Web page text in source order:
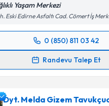
Yaşam Merkezi
Eski Edirne Asfaltı Cad. Cömert İş
0 (850) 811 03 42
Randevu Talep Et
Takvimi Talebi
e-posta ile
Dyt. Melda Gizem